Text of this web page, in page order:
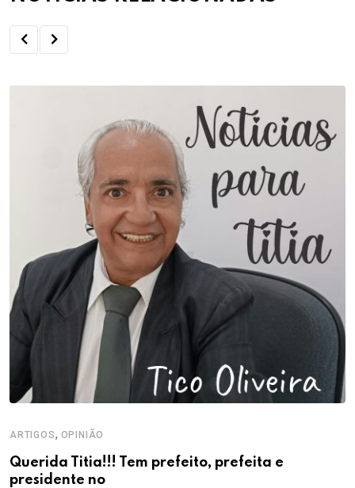
ARTIGOS, OPINIÃO
Querida Titia!!! Tem prefeito, prefeita e
presidente no